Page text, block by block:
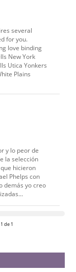
several
for you.
love binding
New York
Utica Yonkers
Plains
y lo peor de
la selección
hicieron
Phelps con
demás yo creo
de 1